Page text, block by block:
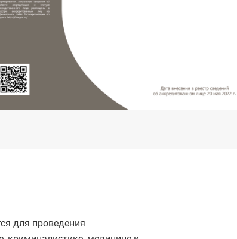
для проведения